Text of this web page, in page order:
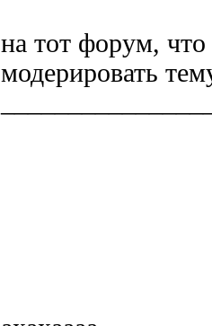
на тот форум, что
модерировать